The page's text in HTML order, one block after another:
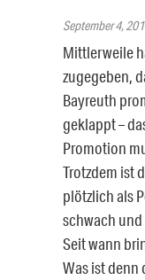
September 4,
Mittlerweile
zugegeben,
Bayreuth
geklappt –
Promotion
Trotzdem ist
plötzlich als
schwach
Seit wann
Was ist denn